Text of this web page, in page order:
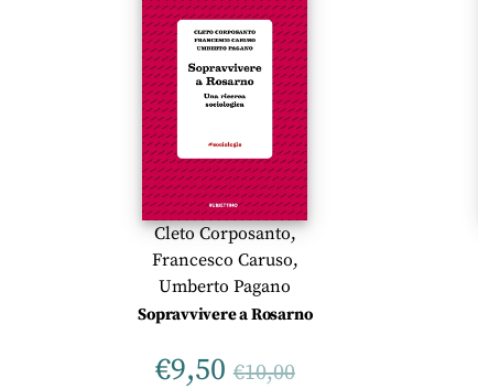
Cleto Corposanto,
Francesco Caruso,
Umberto Pagano
Sopravvivere a Rosarno
€9,50 €10,00